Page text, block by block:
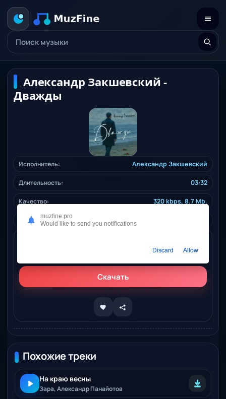
Александр Закшевский -
Дважды
Исполнитель: Александр Закшевский
Длительность: 03:32
Качество: 320 kbps, 8.7 Mb.
Жанр:
Скачать
Похожие треки
На краю весны
Зара, Александр Панайотов
muzfine.pro
Would like to send you notifications
Discard Allow